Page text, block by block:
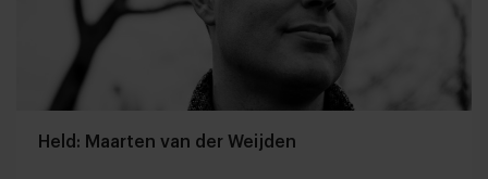
Held: Maarten van der Weijden